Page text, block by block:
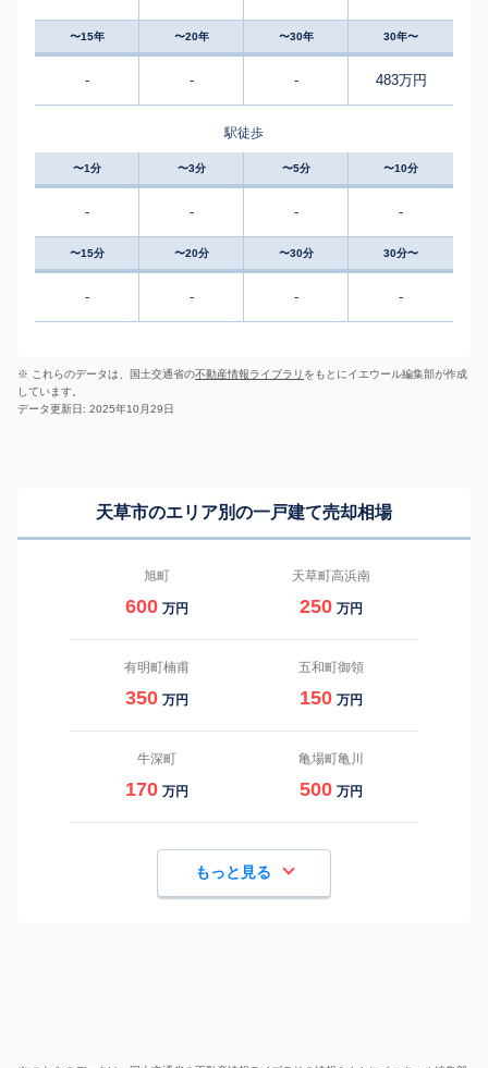
〜15年 〜20年 〜30年 30年〜
- - - 483万円
駅徒歩
〜1分 〜3分 〜5分 〜10分
- - - -
〜15分 〜20分 〜30分 30分〜
- - - -
※ これらのデータは、国土交通省の不動産情報ライブラリ をもとにイエウール編集部が作成
しています。
データ更新日: 2025年10月29日
天草市のエリア別の一戸建て売却相場
旭町
600 万円
天草町高浜南
250 万円
有明町楠甫
350 万円
五和町御領
150 万円
牛深町
170 万円
亀場町亀川
500 万円
もっと見る